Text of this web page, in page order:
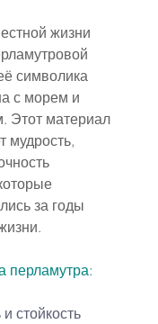
жизни
символика
с морем и
Этот материал
мудрость,
за годы
перламутра:
стойкость